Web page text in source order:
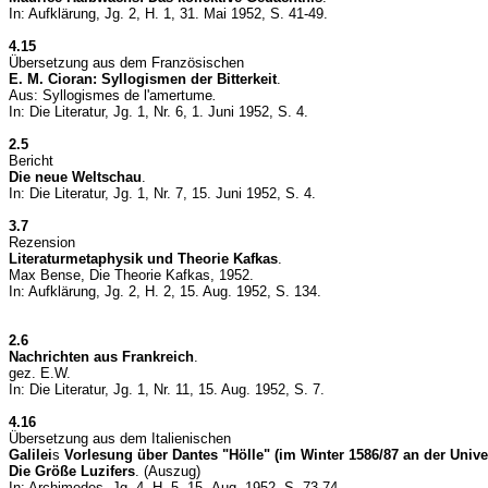
In: Aufklärung, Jg. 2, H. 1, 31. Mai 1952, S. 41-49.
4.15
Übersetzung aus dem Französischen
E. M. Cioran: Syllogismen der Bitterkeit.
Aus: Syllogismes de l'amertume.
In: Die Literatur, Jg. 1, Nr. 6, 1. Juni 1952, S. 4.
2.5
Bericht
Die neue Weltschau.
In: Die Literatur, Jg. 1, Nr. 7, 15. Juni 1952, S. 4.
3.7
Rezension
Literaturmetaphysik und Theorie Kafkas.
Max Bense, Die Theorie Kafkas, 1952.
In: Aufklärung, Jg. 2, H. 2, 15. Aug. 1952, S. 134.
2.6
Nachrichten aus Frankreich.
gez. E.W.
In: Die Literatur, Jg. 1, Nr. 11, 15. Aug. 1952, S. 7.
4.16
Übersetzung aus dem Italienischen
Galileis Vorlesung über Dantes "Hölle" (im Winter 1586/87 an der
Die Größe Luzifers. (Auszug)